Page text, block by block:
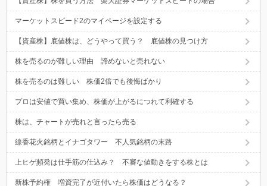
マーケットスピード2のマイページを設定する
【資産株】底値株は、どうやって買う？ 底値株の見つけ方
株を売るのが難しい理由 諦めないと売れない
株を売るのは難しい 株価2倍でも後悔ばかり
プロは安値で買い集め、株価が上がるにつれて利確する
株は、チャートが売れと言ったら売る
線香花火銘柄とイナゴタワー 不人気銘柄の末路
上ヒゲ頻発は仕手筋の仕込み？ 不審な値動きをする株とは
新株予約権 増資完了が近付いたら株価はどうなる？